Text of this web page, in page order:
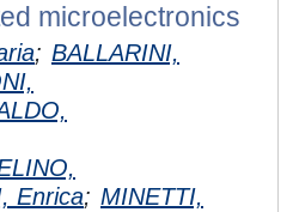
microelectronics
; BALLARINI,
Enrica; MINETTI,